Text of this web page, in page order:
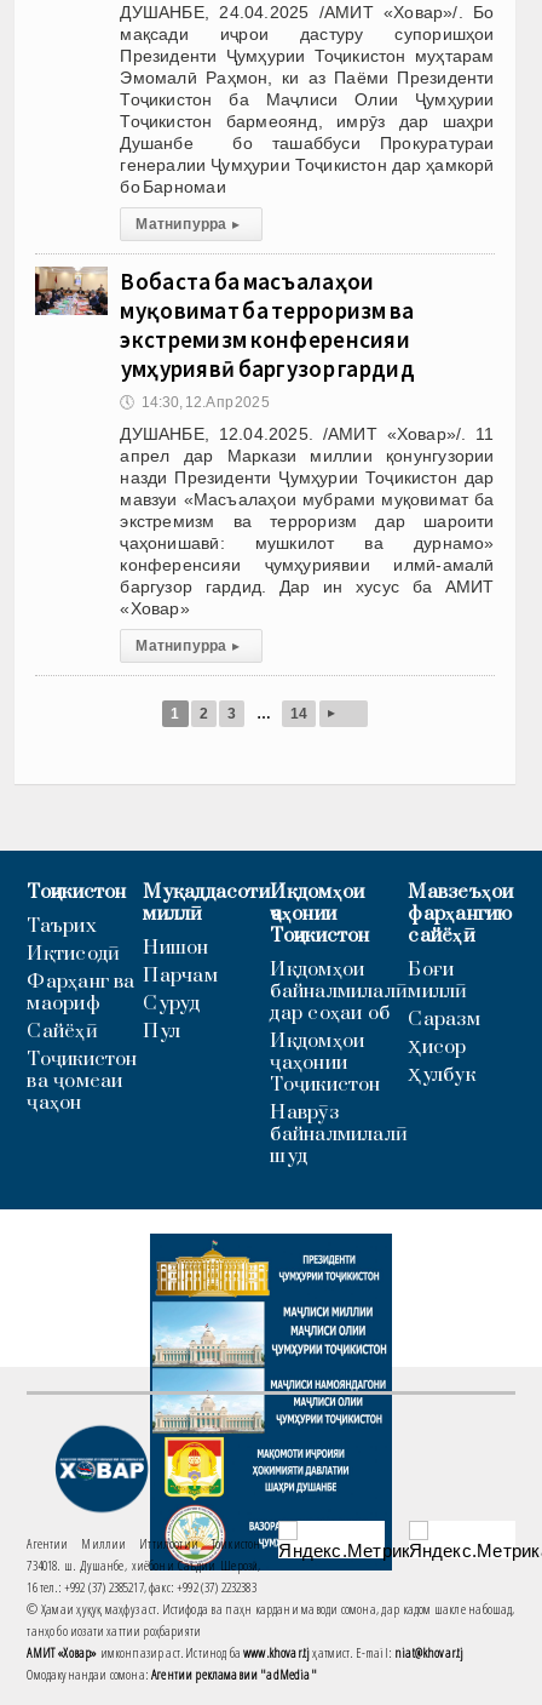
ДУШАНБЕ, 24.04.2025 /АМИТ «Ховар»/. Бо
мақсади иҷрои дастуру супоришҳои
Президенти Ҷумҳурии Тоҷикистон муҳтарам
Эмомалӣ Раҳмон, ки аз Паёми Президенти
Тоҷикистон ба Маҷлиси Олии Ҷумҳурии
Тоҷикистон бармеоянд, имрӯз дар шаҳри
Душанбе бо ташаббуси Прокуратураи
генералии Ҷумҳурии Тоҷикистон дар ҳамкорӣ
бо Барномаи
Матни пурра ▸
Вобаста ба масъалаҳои
муқовимат ба терроризм ва
экстремизм конференсияи
ҷумҳуриявӣ баргузор гардид
🕔 14:30, 12.Апр 2025
ДУШАНБЕ, 12.04.2025. /АМИТ «Ховар»/. 11
апрел дар Маркази миллии қонунгузории
назди Президенти Ҷумҳурии Тоҷикистон дар
мавзуи «Масъалаҳои мубрами муқовимат ба
экстремизм ва терроризм дар шароити
ҷаҳонишавӣ: мушкилот ва дурнамо»
конференсияи ҷумҳуриявии илмӣ-амалӣ
баргузор гардид. Дар ин хусус ба АМИТ
«Ховар»
Матни пурра ▸
1 2 3 … 14 ▸
Тоҷикистон
Таърих
Иқтисодӣ
Фарҳанг ва
маориф
Сайёҳӣ
Тоҷикистон
ва ҷомеаи
ҷаҳон
Муқаддасоти
миллӣ
Нишон
Парчам
Суруд
Пул
Иқдомҳои
ҷаҳонии
Тоҷикистон
Иқдомҳои
байналмилалӣ
дар соҳаи об
Иқдомҳои
ҷаҳонии
Тоҷикистон
Наврӯз
байналмилалӣ
шуд
Мавзеъҳои
фарҳангию
сайёҳӣ
Боғи
миллӣ
Саразм
Ҳисор
Ҳулбук
Агентии Миллии Иттилоотии Тоҷикистон
734018. ш. Душанбе, хиёбони Саъдии Шерозӣ,
16 тел.: +992 (37) 2385217, факс: +992 (37) 2232383
© Ҳамаи ҳуқуқ маҳфуз аст. Истифода ва паҳн кардани маводи сомона, дар кадом шакле набошад,
танҳо бо иҷозати хаттии роҳбарияти
АМИТ «Ховар» имконпазир аст. Истинод баwww.khovar.tjҳатмист. E-mail: niat@khovar.tj
Омодакунандаи сомона:Агентии рекламавии "adMedia"